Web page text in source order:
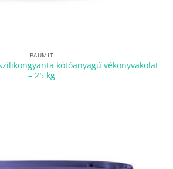
BAUMIT
kötőanyagú vékonyvakolat
– 25 kg